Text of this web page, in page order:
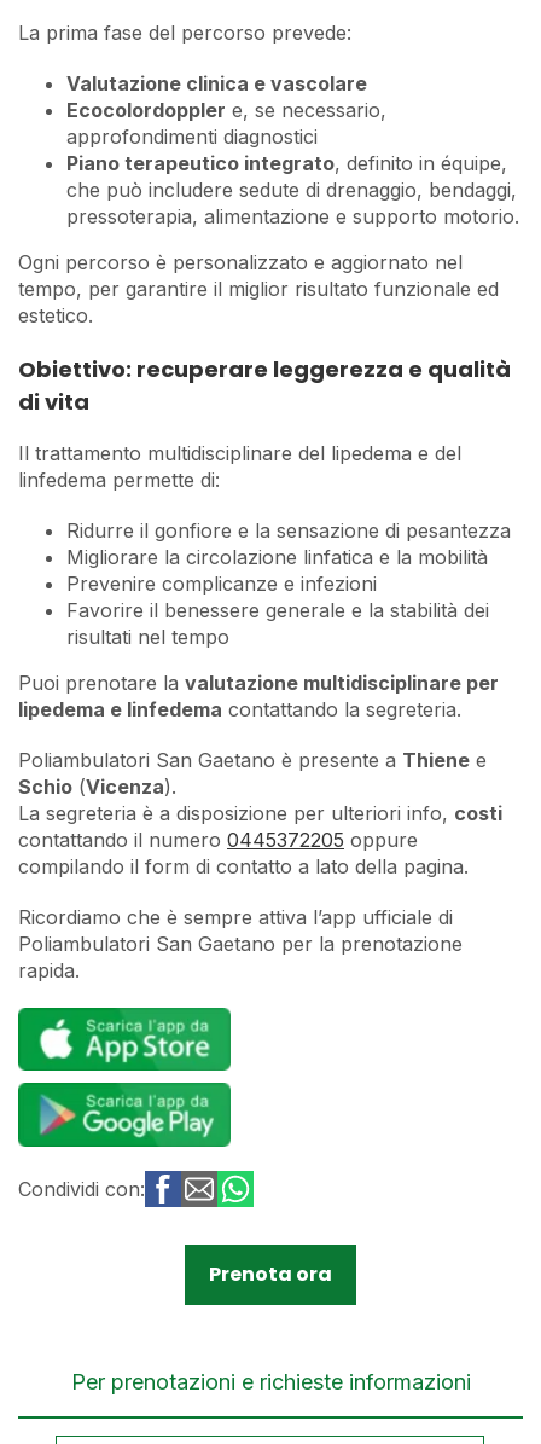
La prima fase del percorso prevede:
Valutazione clinica e vascolare
Ecocolordoppler e, se necessario,
approfondimenti diagnostici
Piano terapeutico integrato, definito in équipe,
che può includere sedute di drenaggio, bendaggi,
pressoterapia, alimentazione e supporto motorio.
Ogni percorso è personalizzato e aggiornato nel
tempo, per garantire il miglior risultato funzionale ed
estetico.
Obiettivo: recuperare leggerezza e qualità
di vita
Il trattamento multidisciplinare del lipedema e del
linfedema permette di:
Ridurre il gonfiore e la sensazione di pesantezza
Migliorare la circolazione linfatica e la mobilità
Prevenire complicanze e infezioni
Favorire il benessere generale e la stabilità dei
risultati nel tempo
Puoi prenotare la valutazione multidisciplinare per
lipedema e linfedema contattando la segreteria.
Poliambulatori San Gaetano è presente a Thiene e
Schio (Vicenza).
La segreteria è a disposizione per ulteriori info, costi
contattando il numero 0445372205 oppure
compilando il form di contatto a lato della pagina.
Ricordiamo che è sempre attiva l’app ufficiale di
Poliambulatori San Gaetano per la prenotazione
rapida.
Condividi con:
Prenota ora
Per prenotazioni e richieste informazioni